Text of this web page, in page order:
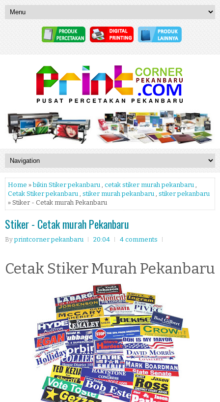
Home »bikin Stiker pekanbaru cetak stiker murah pekanbaru
Cetak Stiker pekanbaru
stiker murah pekanbaru
stiker pekanbaru
» Stiker - Cetak murah Pekanbaru
Stiker - Cetak murah Pekanbaru
Byprintcorner pekanbaru 20:04 4 comments
Cetak Stiker Murah Pekanbaru